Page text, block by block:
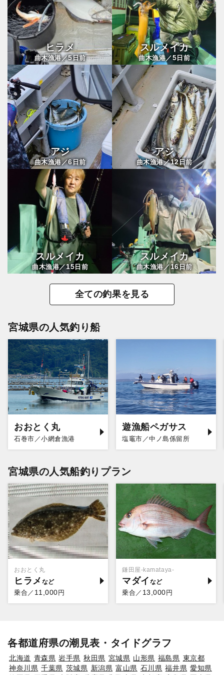
ヒラメ
曲木漁港／5日前
スルメイカ
曲木漁港／5日前
アジ
曲木漁港／6日前
アジ
曲木漁港／12日前
スルメイカ
曲木漁港／15日前
スルメイカ
曲木漁港／16日前
全ての釣果を見る
宮城県の人気釣り船
おおとく丸
石巻市／小網倉漁港
遊漁船ペガサス
塩竈市／中ノ島係留所
宮城県の人気船釣りプラン
おおとく丸
ヒラメ
乗合／ 11,000円
鎌田屋-kamataya-
マダイ
乗合／ 13,000円
各都道府県の潮見表・タイドグラフ
北海道 青森県 岩手県 秋田県 宮城県 山形県 福島県 東京都
神奈川県 千葉県 茨城県 新潟県 富山県 石川県 福井県 愛知県